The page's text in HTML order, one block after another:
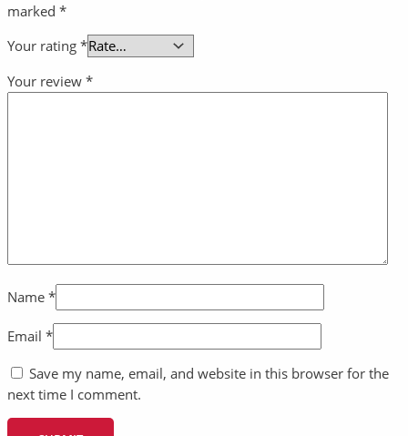
marked *
Your rating *
Your review *
Name *
Email *
Save my name, email, and website in this browser for the
next time I comment.